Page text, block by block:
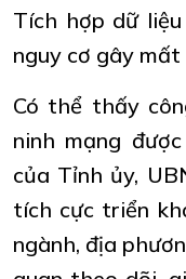
Tích hợp dữ
nguy cơ gây
Có thể thấy
ninh mạng
của Tỉnh ủy,
tích cực triển
ngành, địa